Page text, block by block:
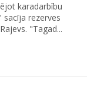
karadarbību
sacīja rezerves
"Tagad...